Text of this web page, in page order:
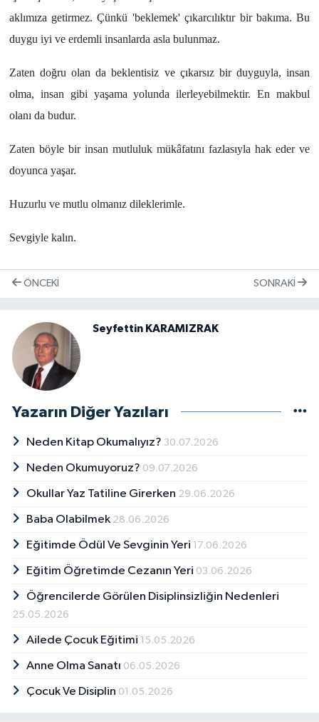
aklımıza getirmez. Çünkü 'beklemek' çıkarcılıktır bir bakıma. Bu
duygu iyi ve erdemli insanlarda asla bulunmaz.
Zaten doğru olan da beklentisiz ve çıkarsız bir duyguyla, insan
olma, insan gibi yaşama yolunda ilerleyebilmektir. En makbul
olanı da budur.
Zaten böyle bir insan mutluluk mükâfatını fazlasıyla hak eder ve
doyunca yaşar.
Huzurlu ve mutlu olmanız dileklerimle.
Sevgiyle kalın.
ÖNCEKI SONRAKI
Seyfettin KARAMIZRAK
Yazarın Diğer Yazıları
Neden Kitap Okumalıyız? 30.07.2026
Neden Okumuyoruz? 09.07.2026
Okullar Yaz Tatiline Girerken 29.06.2026
Baba Olabilmek 28.06.2026
Eğitimde Ödül Ve Sevginin Yeri 17.06.2026
Eğitim Öğretimde Cezanın Yeri 03.06.2026
Öğrencilerde Görülen Disiplinsizliğin Nedenleri
25.05.2026
Ailede Çocuk Eğitimi 15.05.2026
Anne Olma Sanatı 06.05.2026
Çocuk Ve Disiplin 01.05.2026